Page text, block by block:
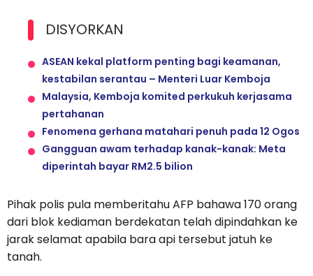
DISYORKAN
ASEAN kekal platform penting bagi keamanan,
kestabilan serantau – Menteri Luar Kemboja
Malaysia, Kemboja komited perkukuh kerjasama
pertahanan
Fenomena gerhana matahari penuh pada 12 Ogos
Gangguan awam terhadap kanak-kanak: Meta
diperintah bayar RM2.5 bilion
Pihak polis pula memberitahu AFP bahawa 170 orang
dari blok kediaman berdekatan telah dipindahkan ke
jarak selamat apabila bara api tersebut jatuh ke
tanah.